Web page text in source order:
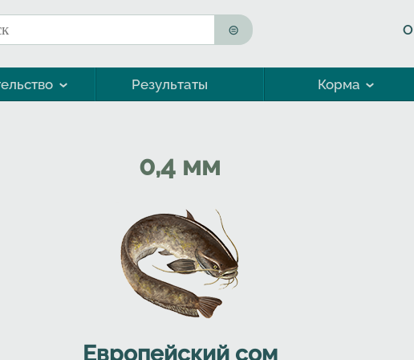
поиска О
Результаты Корма
0,4 мм
Европейский сом